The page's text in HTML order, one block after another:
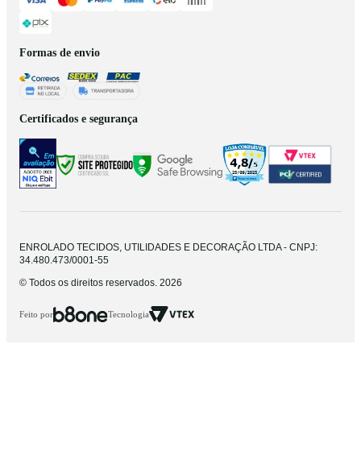
Formas de envio
Certificados e segurança
ENROLADO TECIDOS, UTILIDADES E DECORAÇÃO LTDA - CNPJ:
34.480.473/0001-55
© Todos os direitos reservados. 2026
Feito por Tecnologia